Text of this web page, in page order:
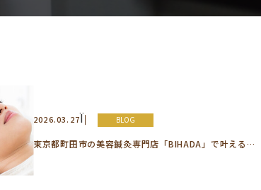
2026.03.27Ï BLOG
東京都町田市の美容鍼灸専門店「BIHADA」で叶える…